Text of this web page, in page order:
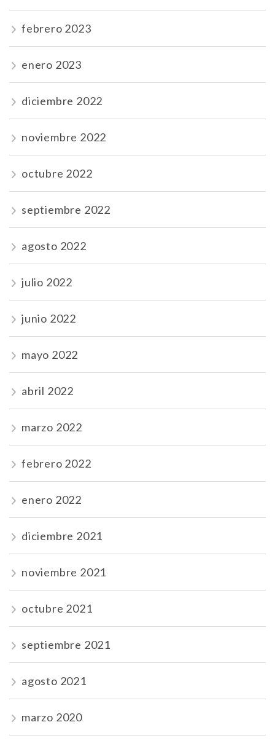
febrero 2023
enero 2023
diciembre 2022
noviembre 2022
octubre 2022
septiembre 2022
agosto 2022
julio 2022
junio 2022
mayo 2022
abril 2022
marzo 2022
febrero 2022
enero 2022
diciembre 2021
noviembre 2021
octubre 2021
septiembre 2021
agosto 2021
marzo 2020